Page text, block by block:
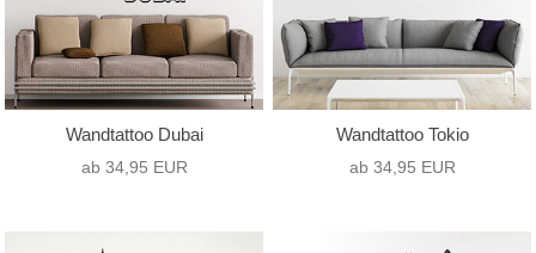
Wandtattoo Dubai
ab 34,95 EUR
Wandtattoo Tokio
ab 34,95 EUR